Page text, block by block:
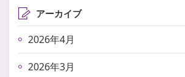
アーカイブ
2026年4月
2026年3月